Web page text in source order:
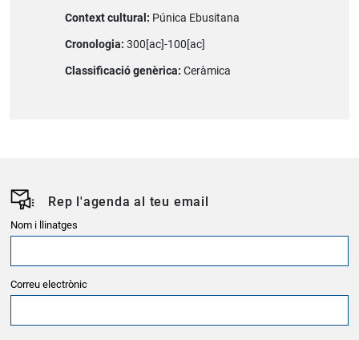
Context cultural: Púnica Ebusitana
Cronologia: 300[ac]-100[ac]
Classificació genèrica: Ceràmica
Rep l'agenda al teu email
Nom i llinatges
Correu electrònic